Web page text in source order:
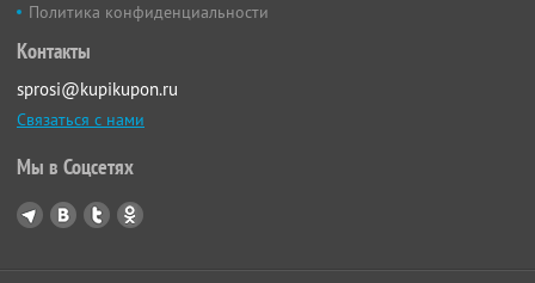
Политика конфиденциальности
Контакты
sprosi@kupikupon.ru
Связаться с нами
Мы в Соцсетях